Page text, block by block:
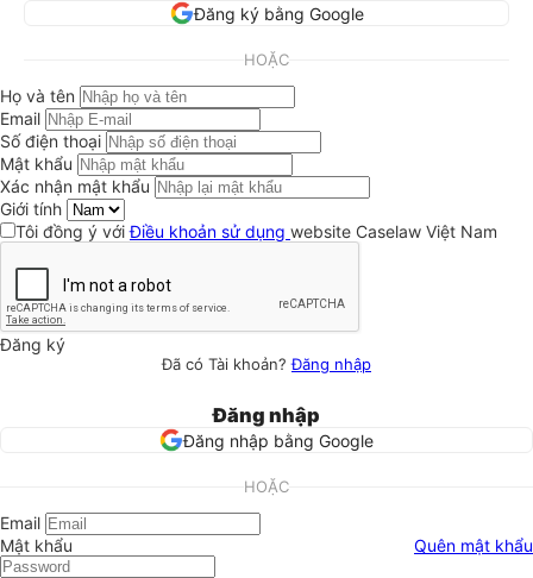
Đăng ký bằng Google
HOẶC
Họ và tên
Email
Số điện thoại
Mật khẩu
Xác nhận mật khẩu
Giới tính
Tôi đồng ý vớiĐiều khoản sử dụng website Caselaw Việt Nam
Đăng ký
Đã có Tài khoản?Đăng nhập
Đăng nhập
Đăng nhập bằng Google
HOẶC
Email
Mật khẩu
Quên mật khẩu